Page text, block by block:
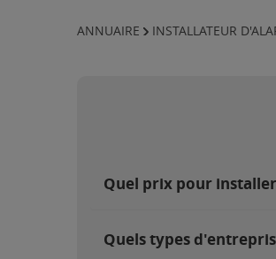
ANNUAIRE INSTALLATEUR
Quel prix pour
Quels types